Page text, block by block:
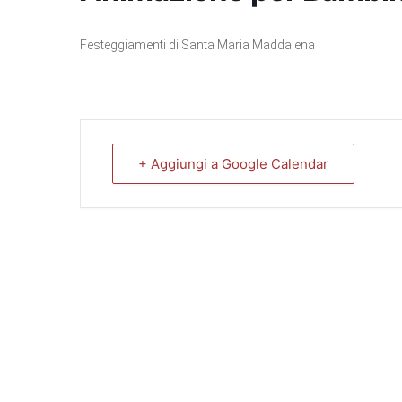
Festeggiamenti di Santa Maria Maddalena
+ Aggiungi a Google Calendar